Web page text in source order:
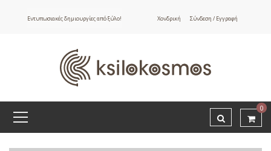
Εντυπωσιακές δημιουργίες από ξύλο! Χονδρική Σύνδεση / Εγγραφή
0